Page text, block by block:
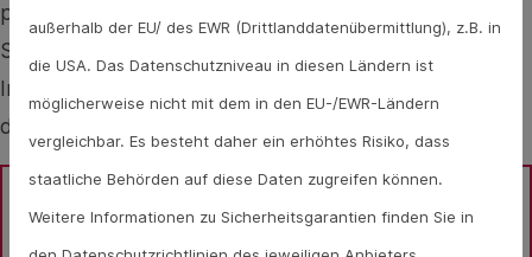
psychische Belastungen, Krebs-Erkrankungen, UV-
Strahlung, eine Chemotherapie, angeborene
Immundefekte oder andere Infekte können ebenfalls
dafür sorgen, dass das Virus wieder aktiv wird.
Sie haben Fragen zum Thema Gürtelrose oder
außerhalb der EU/ des EWR (Drittlanddatenübermittlung), z.B. in
die USA. Das Datenschutzniveau in diesen Ländern ist
möglicherweise nicht mit dem in den EU-/EWR-Ländern
vergleichbar. Es besteht daher ein erhöhtes Risiko, dass
staatliche Behörden auf diese Daten zugreifen können.
Weitere Informationen zu Sicherheitsgarantien finden Sie in